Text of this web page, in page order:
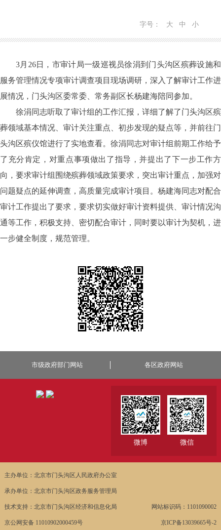
字号： 大 中 小
3月26日，市审计局一级巡视员徐涓到门头沟区殡葬设施和
服务管理情况专项审计调查项目现场调研，深入了解审计工作进
展情况，门头沟区委常委、常务副区长杨建海陪同参加。
徐涓同志听取了审计组的工作汇报，详细了解了门头沟区殡
葬领域基本情况、审计关注重点、初步发现的疑点等，并前往门
头沟区殡仪馆进行了实地查看。徐涓同志对审计组前期工作给予
了充分肯定，对重点事项做出了指导，并提出了下一步工作方
向，要求审计组围绕殡葬领域政策要求，突出审计重点，加强对
问题疑点的延伸调查，高质量完成审计项目。杨建海同志对配合
审计工作提出了要求，要求切实做好审计资料提供、审计情况沟
通等工作，积极支持、密切配合审计，同时要以审计为契机，进
一步健全制度，规范管理。
市级政府部门网站 各区政府网站
微博 微信
主办单位：北京市门头沟区人民政府办公室
承办单位：北京市门头沟区政务服务管理局
技术支持：北京市门头沟区经济和信息化局 网站标识码：1101090002
京公网安备 11010902000459号 京ICP备13039665号-2